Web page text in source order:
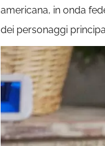
americana, in onda
dei personaggi